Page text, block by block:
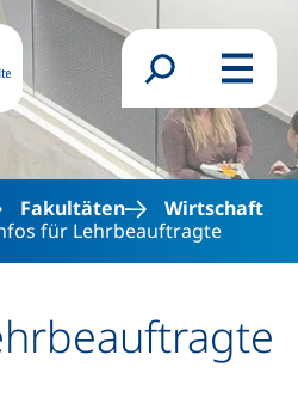
Direkt zum Inhalt
Suchformular
Menü
Fakultäten
Wirtschaft
für Lehrbeauftragte